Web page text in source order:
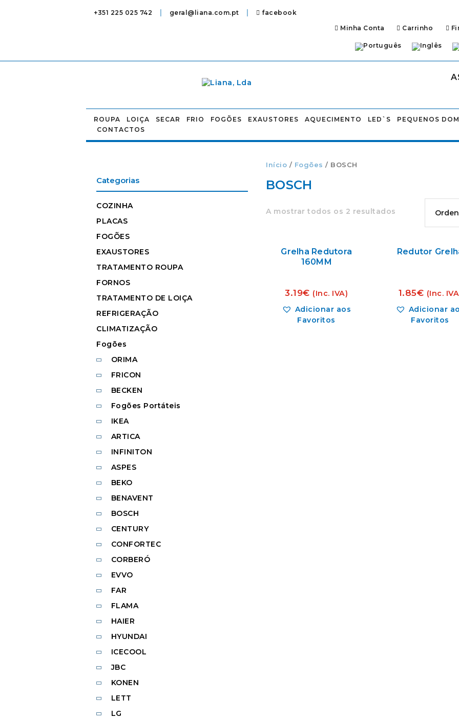
+351 225 025 742 | geral@liana.com.pt | facebook
Minha Conta Carrinho
ROUPA LOIÇA SECAR FRIO FOGÕES EXAUSTORES AQUECIMENTO LED`S PEQUENOS
CONTACTOS
Início / Fogões / BOSCH
BOSCH
A mostrar todos os 2 resultados
Adicionar aos
Favoritos
Grelha Redutora
160MM
3.19€ (Inc. IVA)
Adicionar
Favoritos
Redutor
1.85€ (Inc.
Categorias
COZINHA
PLACAS
FOGÕES
EXAUSTORES
TRATAMENTO ROUPA
FORNOS
TRATAMENTO DE LOIÇA
REFRIGERAÇÃO
CLIMATIZAÇÃO
Fogões
ORIMA
FRICON
BECKEN
Fogões Portáteis
IKEA
ARTICA
INFINITON
ASPES
BEKO
BENAVENT
BOSCH
CENTURY
CONFORTEC
CORBERÓ
EVVO
FAR
FLAMA
HAIER
HYUNDAI
ICECOOL
JBC
KONEN
LETT
LG